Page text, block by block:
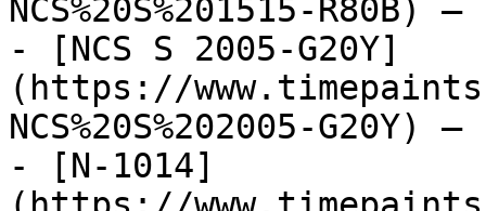
NCS%20S%201515-R80B)
- [NCS S 2005-G20Y]
(https://
NCS%20S%202005-G20Y)
- [N-1014]